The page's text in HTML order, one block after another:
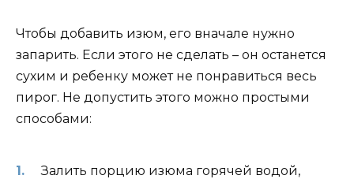
Чтобы добавить изюм, его вначале нужно
запарить. Если этого не сделать – он останется
сухим и ребенку может не понравиться весь
пирог. Не допустить этого можно простыми
способами:
Залить порцию изюма горячей водой,